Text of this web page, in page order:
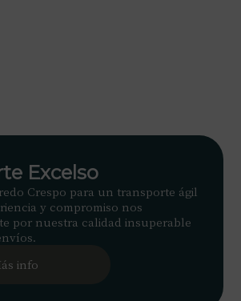
Excelso
Crespo para un transporte ágil
y compromiso nos
por nuestra calidad insuperable
info